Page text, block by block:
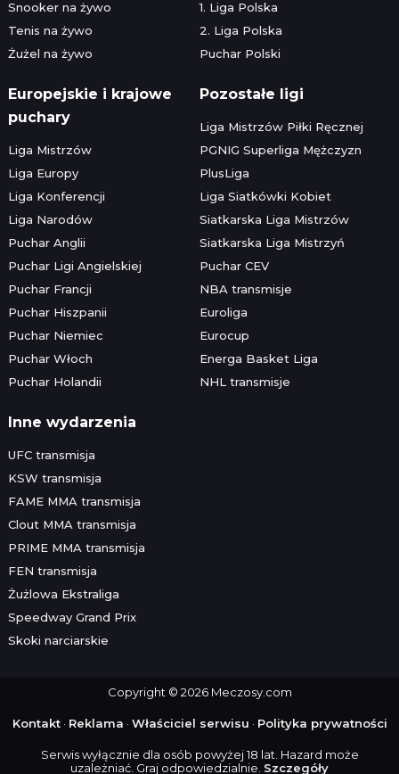
Snooker na żywo
Tenis na żywo
Żużel na żywo
1. Liga Polska
2. Liga Polska
Puchar Polski
Europejskie i krajowe
puchary
Liga Mistrzów
Liga Europy
Liga Konferencji
Liga Narodów
Puchar Anglii
Puchar Ligi Angielskiej
Puchar Francji
Puchar Hiszpanii
Puchar Niemiec
Puchar Włoch
Puchar Holandii
Pozostałe ligi
Liga Mistrzów Piłki Ręcznej
PGNIG Superliga Mężczyzn
PlusLiga
Liga Siatkówki Kobiet
Siatkarska Liga Mistrzów
Siatkarska Liga Mistrzyń
Puchar CEV
NBA transmisje
Euroliga
Eurocup
Energa Basket Liga
NHL transmisje
Inne wydarzenia
UFC transmisja
KSW transmisja
FAME MMA transmisja
Clout MMA transmisja
PRIME MMA transmisja
FEN transmisja
Żużlowa Ekstraliga
Speedway Grand Prix
Skoki narciarskie
Copyright © 2026 Meczosy.com
Kontakt· Reklama · Właściciel serwisu · Polityka prywatności
Serwis wyłącznie dla osób powyżej 18 lat. Hazard może
uzależniać. Graj odpowiedzialnie. Szczegóły